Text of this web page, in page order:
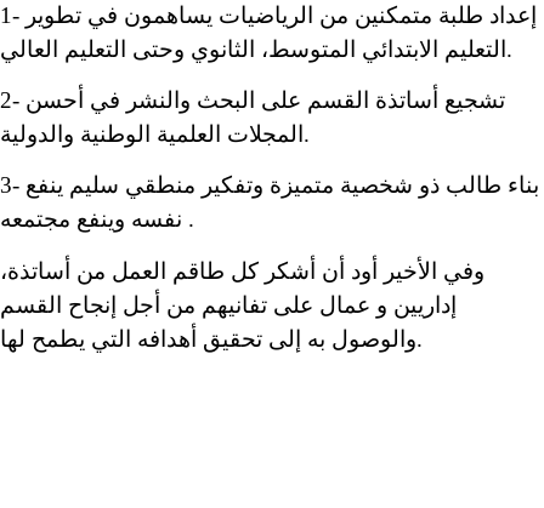
1- إعداد طلبة متمكنين من الرياضيات يساهمون في تطوير
التعليم الابتدائي المتوسط، الثانوي وحتى التعليم العالي.
2- تشجيع أساتذة القسم على البحث والنشر في أحسن
المجلات العلمية الوطنية والدولية.
3- بناء طالب ذو شخصية متميزة وتفكير منطقي سليم ينفع
نفسه وينفع مجتمعه .
وفي الأخير أود أن أشكر كل طاقم العمل من أساتذة،
إداريين و عمال على تفانيهم من أجل إنجاح القسم
والوصول به إلى تحقيق أهدافه التي يطمح لها.